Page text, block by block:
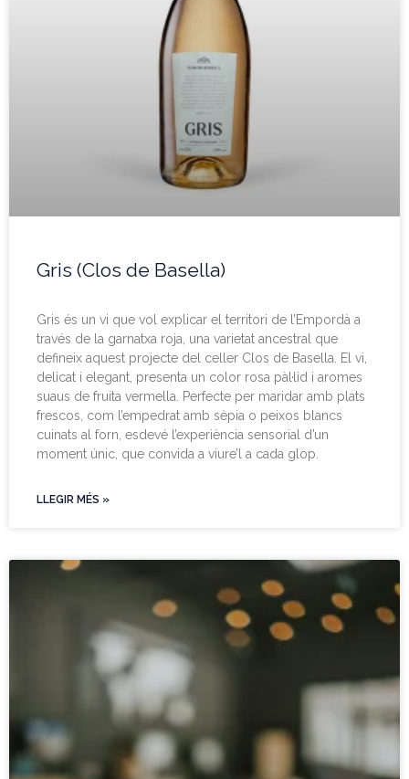
Gris (Clos de Basella)
Gris és un vi que vol explicar el territori de l’Empordà a
través de la garnatxa roja, una varietat ancestral que
defineix aquest projecte del celler Clos de Basella. El vi,
delicat i elegant, presenta un color rosa pàl·lid i aromes
suaus de fruita vermella. Perfecte per maridar amb plats
frescos, com l’empedrat amb sèpia o peixos blancs
cuinats al forn, esdevé l’experiència sensorial d’un
moment únic, que convida a viure’l a cada glop.
LLEGIR MÉS »